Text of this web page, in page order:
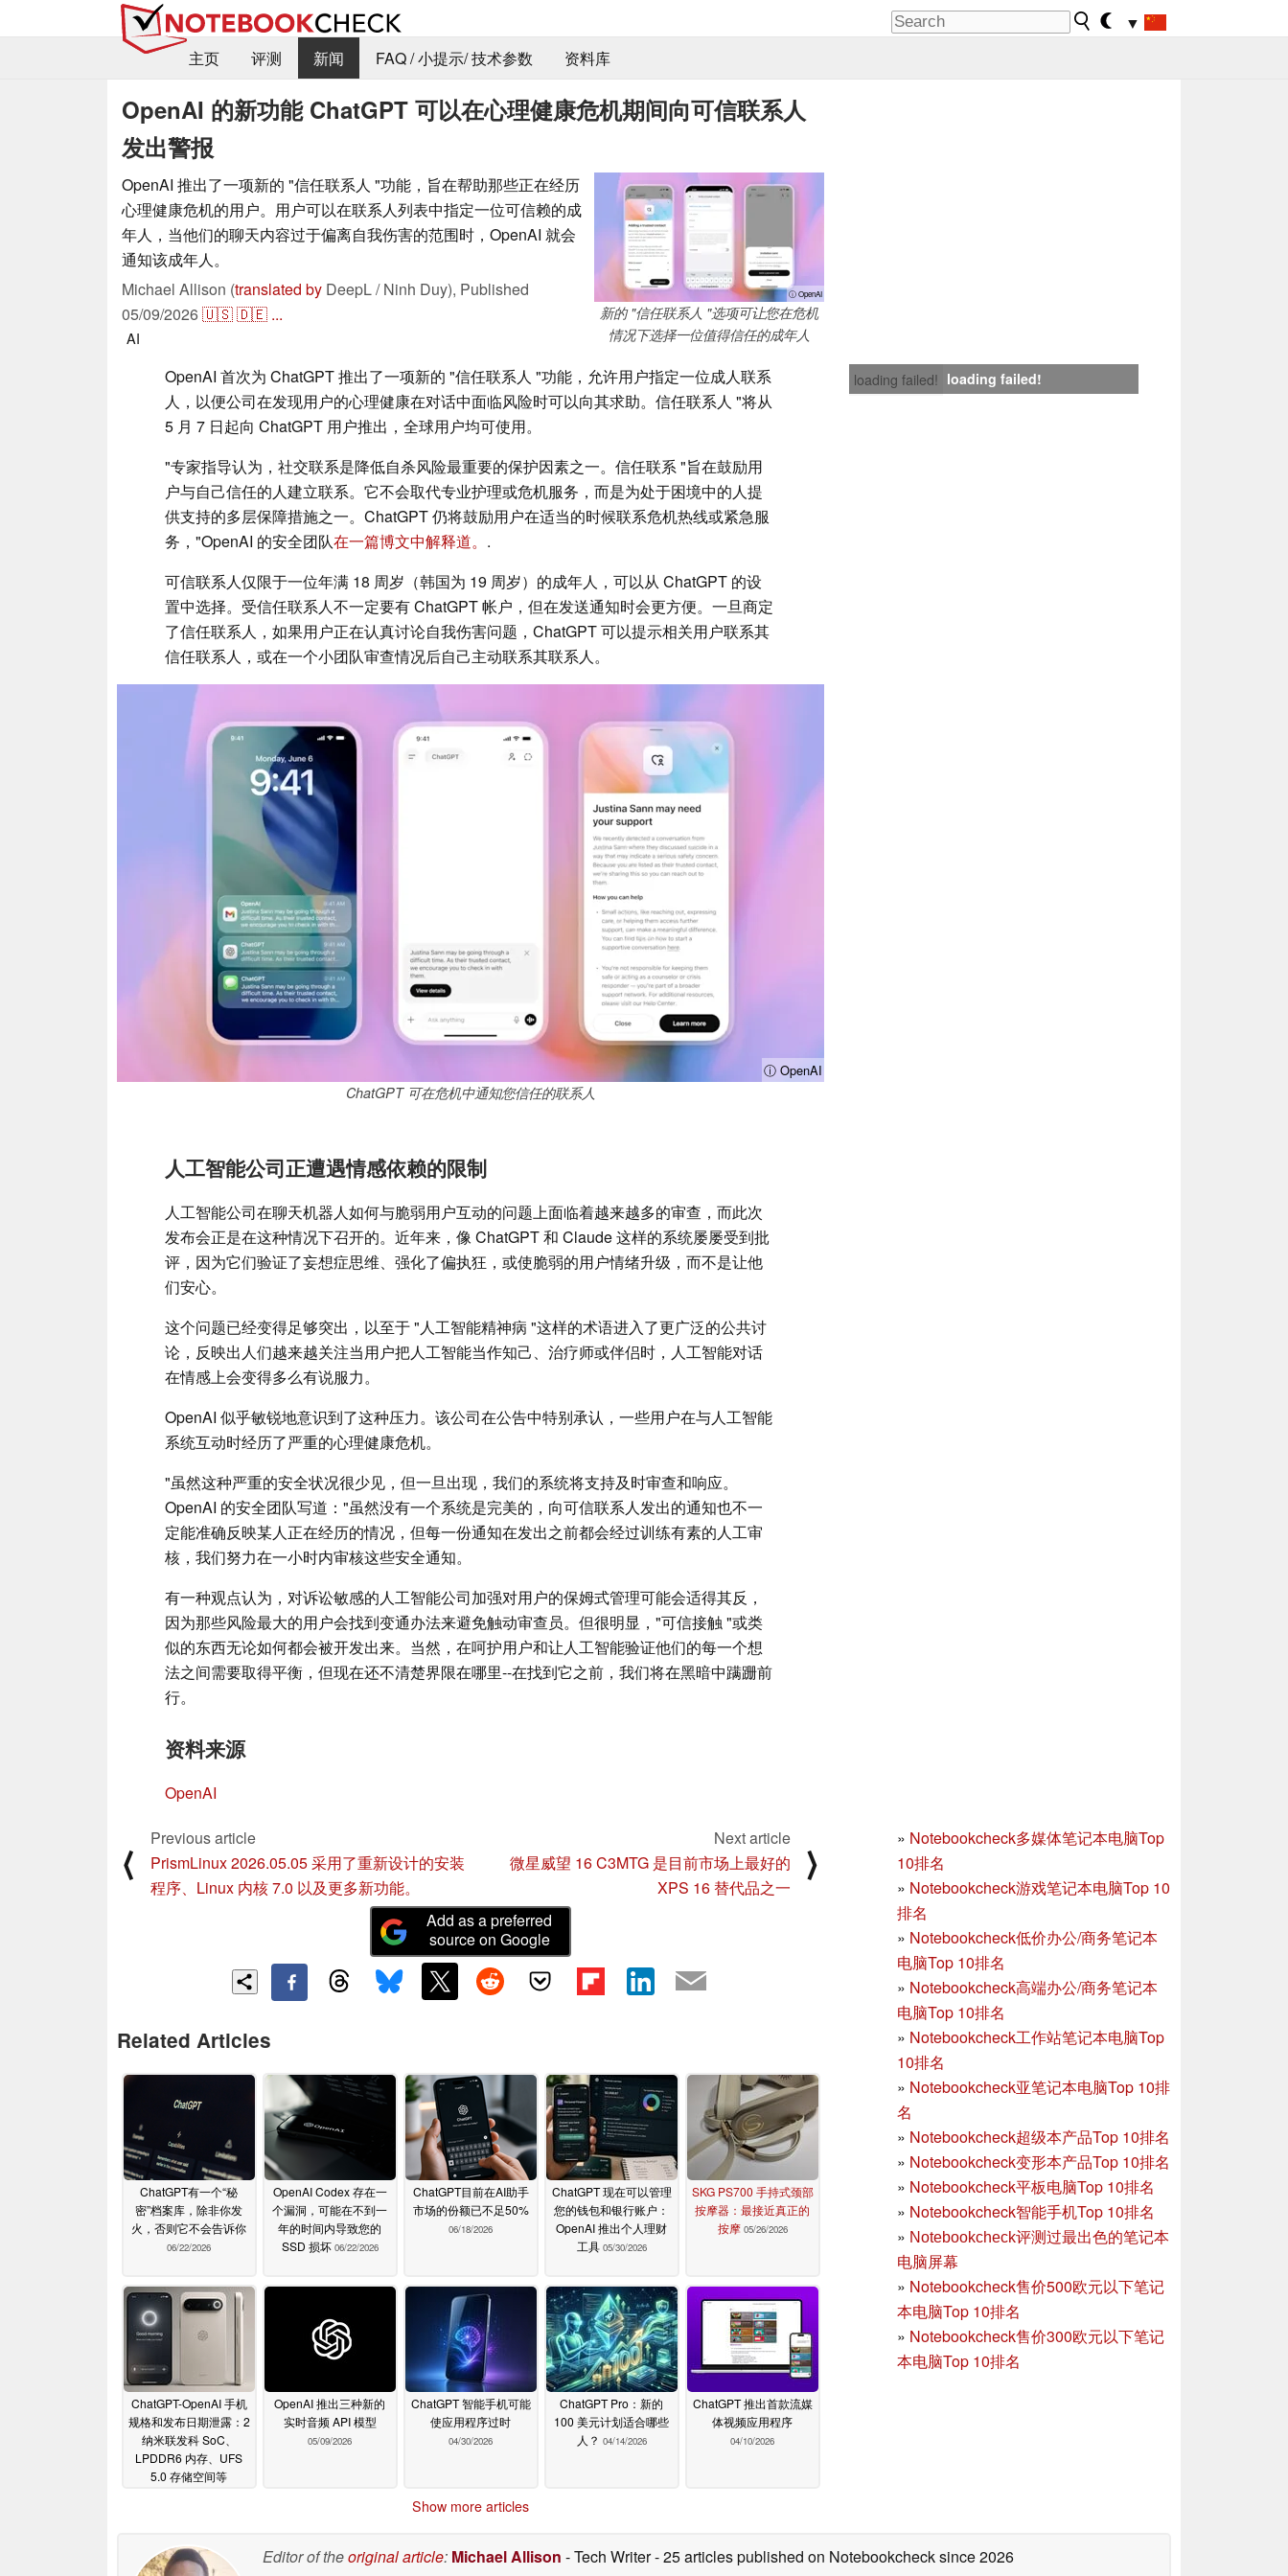
▼
主页
评测 新闻 FAQ / 小提示/ 技术参数 资料库
OpenAI 的新功能 ChatGPT 可以在心理健康危机期间向可信联系人
发出警报
ⓘ OpenAI
新的 "信任联系人 "选项可让您在危机
情况下选择一位值得信任的成年人
OpenAI 推出了一项新的 "信任联系人 "功能，旨在帮助那些正在经历
心理健康危机的用户。用户可以在联系人列表中指定一位可信赖的成
年人，当他们的聊天内容过于偏离自我伤害的范围时，OpenAI 就会
通知该成年人。
Michael Allison (translated by DeepL / Ninh Duy), Published
05/09/2026🇺🇸🇩🇪 ...
AI
loading failed! loading failed!
OpenAI 首次为 ChatGPT 推出了一项新的 "信任联系人 "功能，允许用户指定一位成人联系
人，以便公司在发现用户的心理健康在对话中面临风险时可以向其求助。信任联系人 "将从
5 月 7 日起向 ChatGPT 用户推出，全球用户均可使用。
"专家指导认为，社交联系是降低自杀风险最重要的保护因素之一。信任联系 "旨在鼓励用
户与自己信任的人建立联系。它不会取代专业护理或危机服务，而是为处于困境中的人提
供支持的多层保障措施之一。ChatGPT 仍将鼓励用户在适当的时候联系危机热线或紧急服
务，"OpenAI 的安全团队在一篇博文中解释道。 .
可信联系人仅限于一位年满 18 周岁（韩国为 19 周岁）的成年人，可以从 ChatGPT 的设
置中选择。受信任联系人不一定要有 ChatGPT 帐户，但在发送通知时会更方便。一旦商定
了信任联系人，如果用户正在认真讨论自我伤害问题，ChatGPT 可以提示相关用户联系其
信任联系人，或在一个小团队审查情况后自己主动联系其联系人。
ⓘ OpenAI
ChatGPT 可在危机中通知您信任的联系人
人工智能公司正遭遇情感依赖的限制
人工智能公司在聊天机器人如何与脆弱用户互动的问题上面临着越来越多的审查，而此次
发布会正是在这种情况下召开的。近年来，像 ChatGPT 和 Claude 这样的系统屡屡受到批
评，因为它们验证了妄想症思维、强化了偏执狂，或使脆弱的用户情绪升级，而不是让他
们安心。
这个问题已经变得足够突出，以至于 "人工智能精神病 "这样的术语进入了更广泛的公共讨
论，反映出人们越来越关注当用户把人工智能当作知己、治疗师或伴侣时，人工智能对话
在情感上会变得多么有说服力。
OpenAI 似乎敏锐地意识到了这种压力。该公司在公告中特别承认，一些用户在与人工智能
系统互动时经历了严重的心理健康危机。
"虽然这种严重的安全状况很少见，但一旦出现，我们的系统将支持及时审查和响应。
OpenAI 的安全团队写道："虽然没有一个系统是完美的，向可信联系人发出的通知也不一
定能准确反映某人正在经历的情况，但每一份通知在发出之前都会经过训练有素的人工审
核，我们努力在一小时内审核这些安全通知。
有一种观点认为，对诉讼敏感的人工智能公司加强对用户的保姆式管理可能会适得其反，
因为那些风险最大的用户会找到变通办法来避免触动审查员。但很明显，"可信接触 "或类
似的东西无论如何都会被开发出来。当然，在呵护用户和让人工智能验证他们的每一个想
法之间需要取得平衡，但现在还不清楚界限在哪里--在找到它之前，我们将在黑暗中蹒跚前
行。
资料来源
OpenAI
» Notebookcheck多媒体笔记本电脑Top
10排名
» Notebookcheck游戏笔记本电脑Top 10
排名
» Notebookcheck低价办公/商务笔记本
电脑Top 10排名
» Notebookcheck高端办公/商务笔记本
电脑Top 10排名
» Notebookcheck工作站笔记本电脑Top
10排名
» Notebookcheck亚笔记本电脑Top 10排
名
» Notebookcheck超级本产品Top 10排名
» Notebookcheck变形本产品Top 10排名
» Notebookcheck平板电脑Top 10排名
» Notebookcheck智能手机Top 10排名
» Notebookcheck评测过最出色的笔记本
电脑屏幕
» Notebookcheck售价500欧元以下笔记
本电脑Top 10排名
» Notebookcheck售价300欧元以下笔记
本电脑Top 10排名
⟨
Previous article
PrismLinux 2026.05.05 采用了重新设计的安装
程序、Linux 内核 7.0 以及更多新功能。
Next article
微星威望 16 C3MTG 是目前市场上最好的
XPS 16 替代品之一
⟩
Add as a preferred
source on Google
Related Articles
ChatGPT有一个“秘
密”档案库，除非你发
火，否则它不会告诉你
06/22/2026
OpenAI Codex 存在一
个漏洞，可能在不到一
年的时间内导致您的
SSD 损坏 06/22/2026
ChatGPT目前在AI助手
市场的份额已不足50%
06/18/2026
ChatGPT 现在可以管理
您的钱包和银行账户：
OpenAI 推出个人理财
工具 05/30/2026
SKG PS700 手持式颈部
按摩器：最接近真正的
按摩 05/26/2026
ChatGPT-OpenAI 手机
规格和发布日期泄露：2
纳米联发科 SoC、
LPDDR6 内存、UFS
5.0 存储空间等
OpenAI 推出三种新的
实时音频 API 模型
05/09/2026
ChatGPT 智能手机可能
使应用程序过时
04/30/2026
ChatGPT Pro：新的
100 美元计划适合哪些
人？ 04/14/2026
ChatGPT 推出首款流媒
体视频应用程序
04/10/2026
Show more articles
Editor of theoriginal article: Michael Allison - Tech Writer- 25 articles published on Notebookchecksince 2026